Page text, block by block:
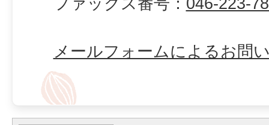
メールフォームによるお問